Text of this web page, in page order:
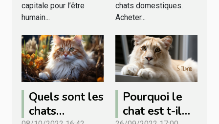
capitale pour l’être
humain...
chats domestiques.
Acheter...
Quels sont les
chats
Pourquoi le
chat est t-il